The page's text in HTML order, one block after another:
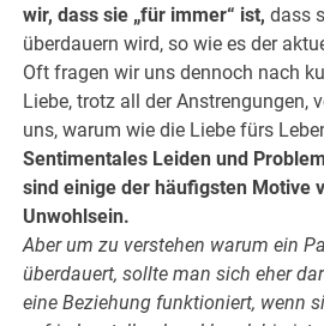
wir, dass sie „für immer“ ist,dass
überdauern wird, so wie es der
Oft fragen wir uns dennoch nach
Liebe, trotz all der Anstrengungen,
uns, warum wie die Liebe fürs
Sentimentales Leiden und
sind einige der häufigsten Motive
Unwohlsein.
Aber um zu verstehen warum ein
überdauert, sollte man sich eher
eine Beziehung funktioniert, wenn